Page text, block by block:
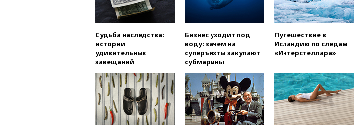
Судьба наследства:
истории
удивительных
завещаний
Бизнес уходит под
воду: зачем на
суперъяхты закупают
субмарины
Путешествие в
Исландию по следам
«Интерстеллара»